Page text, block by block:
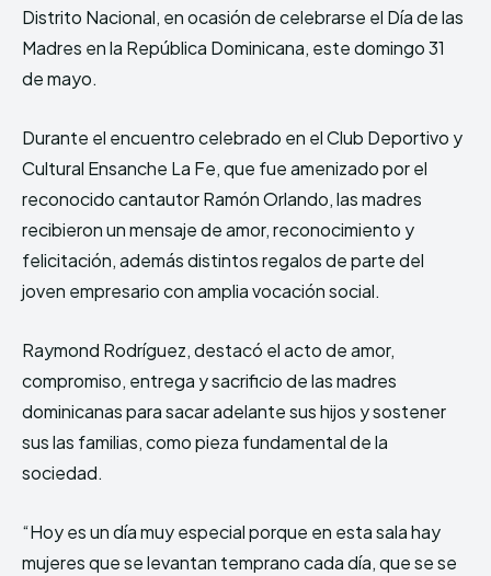
Distrito Nacional, en ocasión de celebrarse el Día de las
Madres en la República Dominicana, este domingo 31
de mayo.
Durante el encuentro celebrado en el Club Deportivo y
Cultural Ensanche La Fe, que fue amenizado por el
reconocido cantautor Ramón Orlando, las madres
recibieron un mensaje de amor, reconocimiento y
felicitación, además distintos regalos de parte del
joven empresario con amplia vocación social.
Raymond Rodríguez, destacó el acto de amor,
compromiso, entrega y sacrificio de las madres
dominicanas para sacar adelante sus hijos y sostener
sus las familias, como pieza fundamental de la
sociedad.
“Hoy es un día muy especial porque en esta sala hay
mujeres que se levantan temprano cada día, que se se